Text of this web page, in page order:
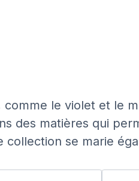
le violet et le
des matières qui
se marie